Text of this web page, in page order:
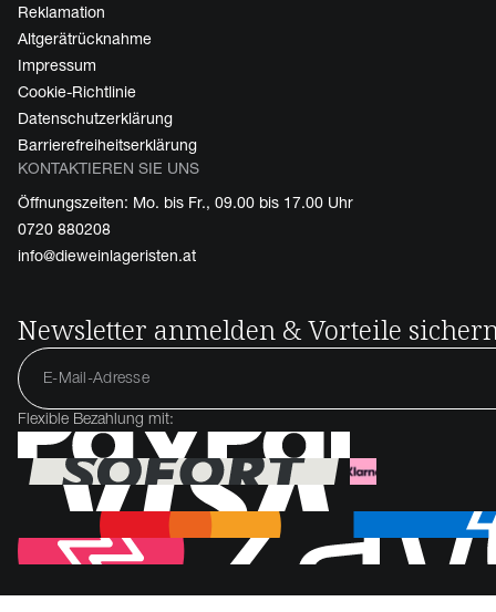
Reklamation
Altgerätrücknahme
Impressum
Cookie-Richtlinie
Datenschutzerklärung
Barrierefreiheitserklärung
KONTAKTIEREN SIE UNS
Öffnungszeiten: Mo. bis Fr., 09.00 bis 17.00 Uhr
0720 880208
info@dieweinlageristen.at
Newsletter anmelden & Vorteile
Flexible Bezahlung mit: